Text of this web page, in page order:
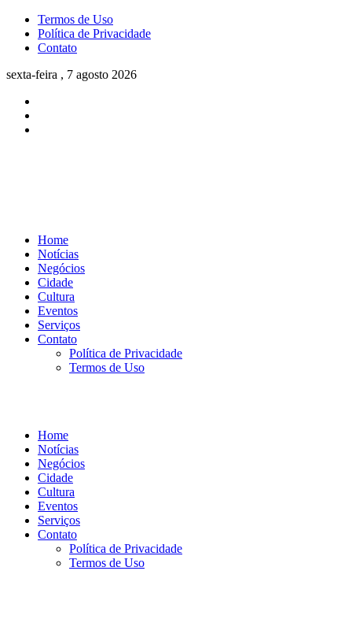
Termos de Uso
Política de Privacidade
Contato
sexta-feira , 7 agosto 2026
Home
Notícias
Negócios
Cidade
Cultura
Eventos
Serviços
Contato
Política de Privacidade
Termos de Uso
Home
Notícias
Negócios
Cidade
Cultura
Eventos
Serviços
Contato
Política de Privacidade
Termos de Uso